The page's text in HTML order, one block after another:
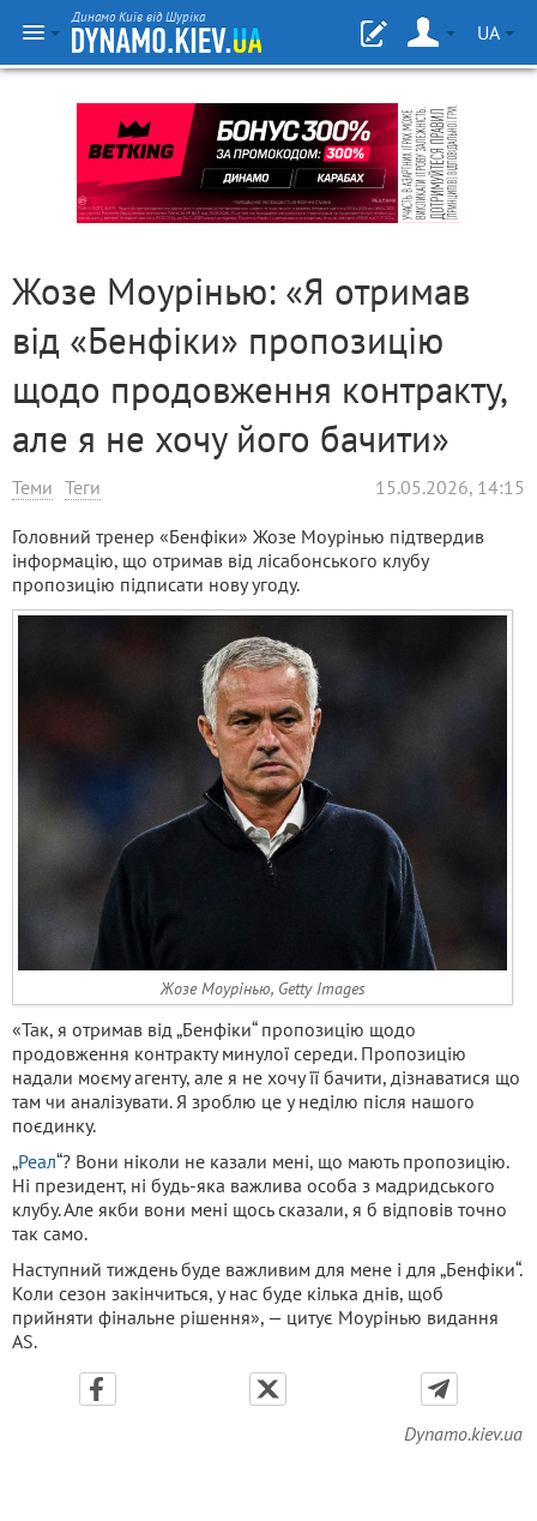
Динамо Київ від Шуріка
UA
Жозе Моурінью: «Я отримав
від «Бенфіки» пропозицію
щодо продовження контракту,
але я не хочу його бачити»
Теми Теги 15.05.2026, 14:15
Головний тренер «Бенфіки» Жозе Моурінью підтвердив
інформацію, що отримав від лісабонського клубу
пропозицію підписати нову угоду.
Жозе Моурінью, Getty Images
«Так, я отримав від „Бенфіки“ пропозицію щодо
продовження контракту минулої середи. Пропозицію
надали моєму агенту, але я не хочу її бачити, дізнаватися що
там чи аналізувати. Я зроблю це у неділю після нашого
поєдинку.
„Реал“? Вони ніколи не казали мені, що мають пропозицію.
Ні президент, ні будь-яка важлива особа з мадридського
клубу. Але якби вони мені щось сказали, я б відповів точно
так само.
Наступний тиждень буде важливим для мене і для „Бенфіки“.
Коли сезон закінчиться, у нас буде кілька днів, щоб
прийняти фінальне рішення», — цитує Моурінью видання
AS.
Dynamo.kiev.ua